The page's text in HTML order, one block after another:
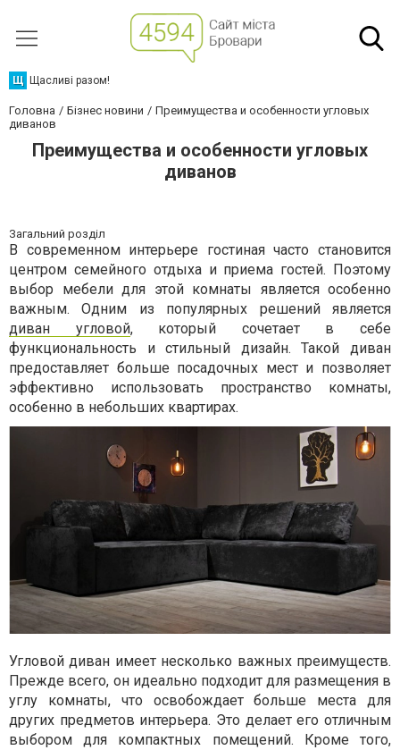
Щ Щасливі разом!
Головна Бізнес новини
Преимущества и особенности угловых
диванов
Преимущества и особенности угловых
диванов
Загальний розділ
В современном интерьере гостиная часто становится
центром семейного отдыха и приема гостей. Поэтому
выбор мебели для этой комнаты является особенно
важным. Одним из популярных решений является
диван угловой, который сочетает в себе
функциональность и стильный дизайн. Такой диван
предоставляет больше посадочных мест и позволяет
эффективно использовать пространство комнаты,
особенно в небольших квартирах.
Угловой диван имеет несколько важных преимуществ.
Прежде всего, он идеально подходит для размещения в
углу комнаты, что освобождает больше места для
других предметов интерьера. Это делает его отличным
выбором для компактных помещений. Кроме того,